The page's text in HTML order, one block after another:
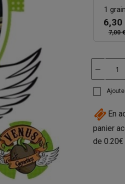
1
6,30
7,00 €
En
panier
de 0.20€